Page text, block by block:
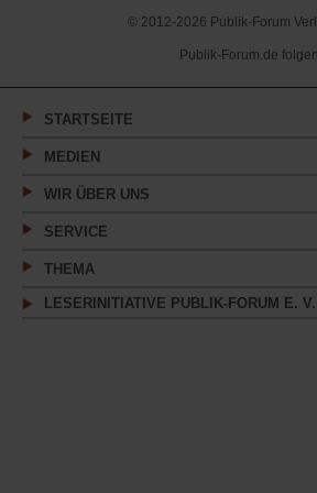
© 2012-2026 Publik-Forum
Publik-Forum.de
STARTSEITE
MEDIEN
WIR ÜBER UNS
SERVICE
THEMA
LESERINITIATIVE PUBLIK-FORUM E. V.